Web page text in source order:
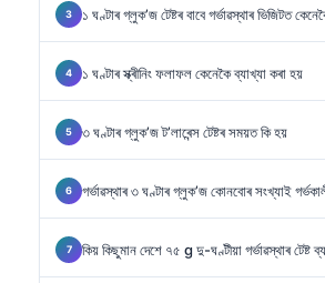
১ ঘণ্টাৰ গ্লুক’জ টেষ্টৰ বাবে গৰ্ভাৱস্থাৰ ভিজিটত
১ ঘণ্টাৰ স্ক্ৰীনিং ফলাফল কেনেকৈ ব্যাখ্যা কৰা হয়
৩ ঘণ্টাৰ গ্লুক’জ ট’লাৰেন্স টেষ্টৰ সময়ত কি হয়
গৰ্ভাৱস্থাৰ ৩ ঘণ্টাৰ গ্লুক’জ কোনবোৰ সংখ্যাই
কিয় কিছুমান দেশে ৭৫ g দু-ঘণ্টীয়া গৰ্ভাৱস্থাৰ টেষ্ট